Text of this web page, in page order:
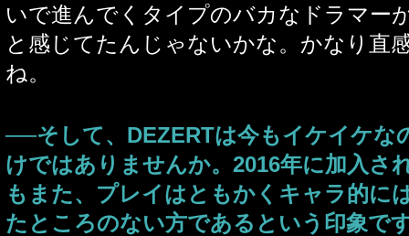
いで進んでくタイプのバカなドラマー
と感じてたんじゃないかな。かなり直
ね。
──そして、DEZERTは今もイケイケな
けではありませんか。2016年に加入さ
もまた、プレイはともかくキャラ的に
たところのない方であるという印象で